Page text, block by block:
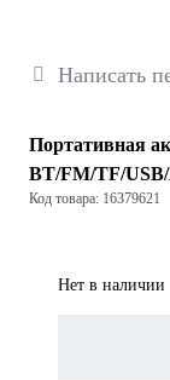
Написать
Портативная
BT/FM/TF/
Код товара: 16379621
Нет в наличии